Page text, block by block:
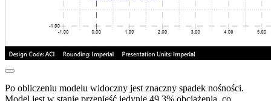
Po obliczeniu modelu widoczny jest znaczny spadek nośności.
Model jest w stanie przenieść jedynie 49,3% obciążenia, co